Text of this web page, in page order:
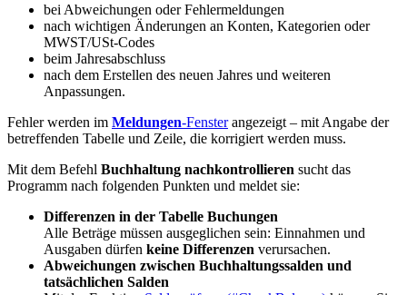
bei Abweichungen oder Fehlermeldungen
nach wichtigen Änderungen an Konten, Kategorien oder
MWST/USt-Codes
beim Jahresabschluss
nach dem Erstellen des neuen Jahres und weiteren
Anpassungen.
Fehler werden im Meldungen-Fensterangezeigt – mit Angabe der
betreffenden Tabelle und Zeile, die korrigiert werden muss.
Mit dem Befehl Buchhaltung nachkontrollieren sucht das
Programm nach folgenden Punkten und meldet sie:
Differenzen in der Tabelle Buchungen
Alle Beträge müssen ausgeglichen sein: Einnahmen und
Ausgaben dürfen keine Differenzen verursachen.
Abweichungen zwischen Buchhaltungssalden und
tatsächlichen Salden